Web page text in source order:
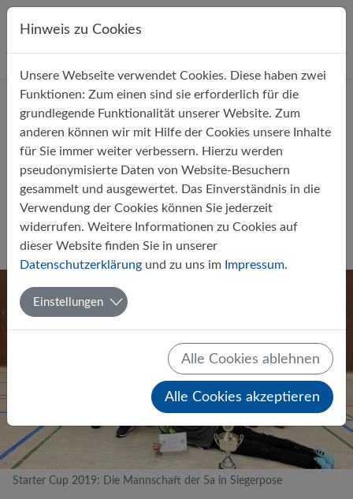
Direkt zur Hauptnavigation springen
Direkt zum Inhalt springen
StartseiteÜber uns Aktuelles
5a gewinnt Starter Cup 2019
ohne Punktverlust und Gegentor
Von Harry Hecht 12.09.2019 Sport
Starter Cup 2019: Die Mannschaft der 5a in Siegerpose
Hinweis zu Cookies
Unsere Webseite verwendet Cookies. Diese haben zwei
Funktionen: Zum einen sind sie erforderlich für die
grundlegende Funktionalität unserer Website. Zum
anderen können wir mit Hilfe der Cookies unsere Inhalte
für Sie immer weiter verbessern. Hierzu werden
pseudonymisierte Daten von Website-Besuchern
gesammelt und ausgewertet. Das Einverständnis in die
Verwendung der Cookies können Sie jederzeit
widerrufen. Weitere Informationen zu Cookies auf
dieser Website finden Sie in unserer
Datenschutzerklärung und zu uns im Impressum.
Einstellungen
Alle Cookies ablehnen
Alle Cookies akzeptieren